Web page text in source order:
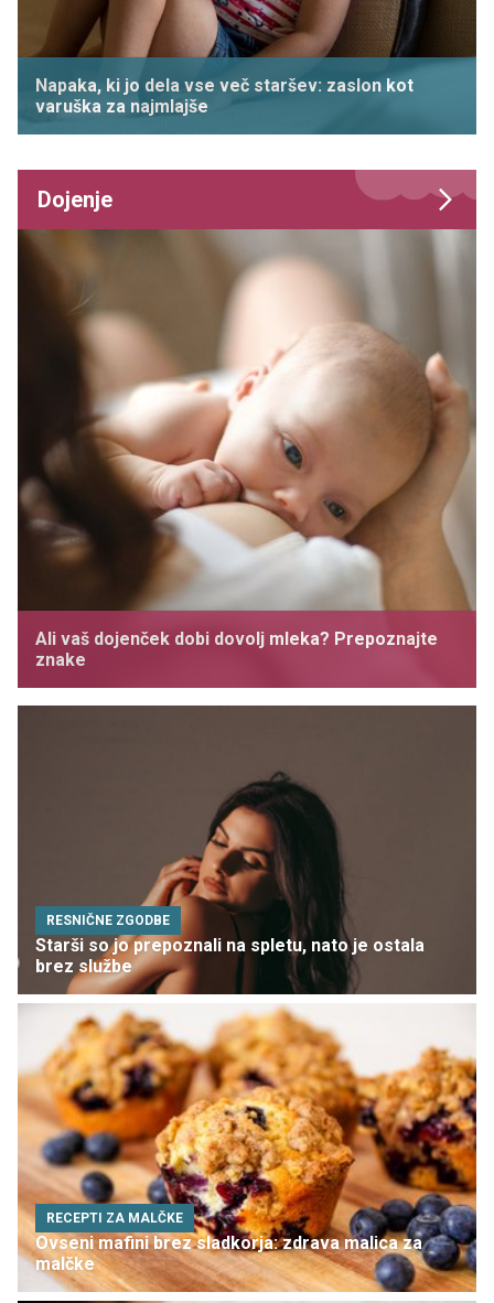
Napaka, ki jo dela vse več staršev: zaslon kot
varuška za najmlajše
Dojenje
Ali vaš dojenček dobi dovolj mleka? Prepoznajte
znake
RESNIČNE ZGODBE
Starši so jo prepoznali na spletu, nato je ostala
brez službe
RECEPTI ZA MALČKE
Ovseni mafini brez sladkorja: zdrava malica za
malčke